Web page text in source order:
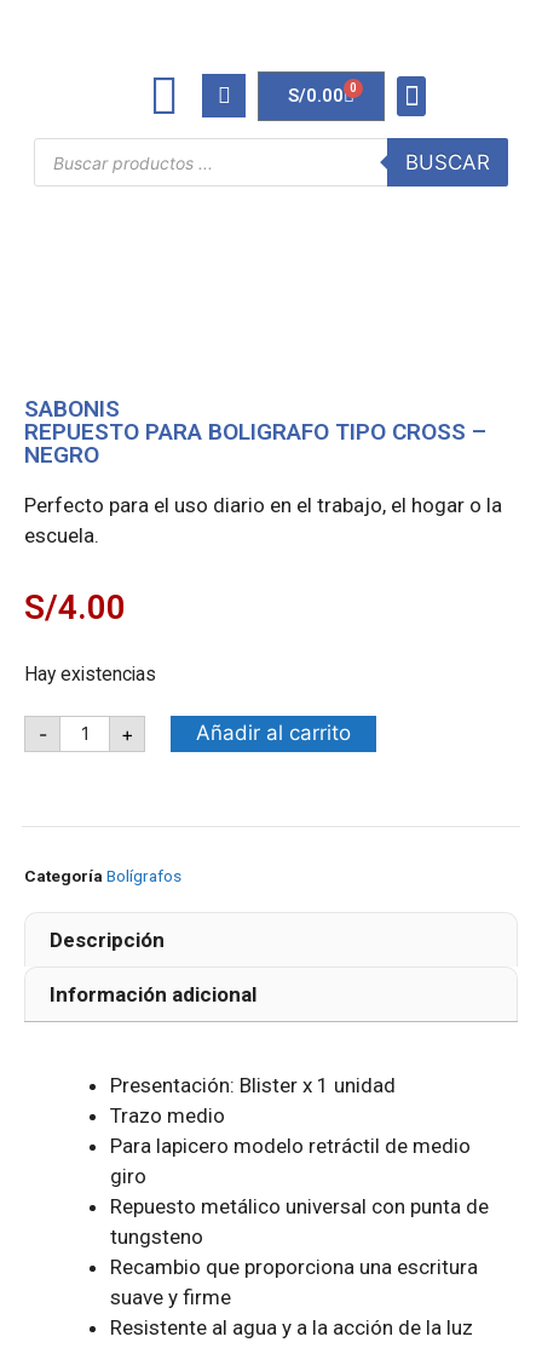
S/0.00 0
BUSCAR
SABONIS
REPUESTO PARA BOLIGRAFO TIPO CROSS –
NEGRO
Perfecto para el uso diario en el trabajo, el hogar o la
escuela.
S/4.00
Hay existencias
- + Añadir al carrito
Categoría Bolígrafos
Descripción
Información adicional
Presentación: Blister x 1 unidad
Trazo medio
Para lapicero modelo retráctil de medio
giro
Repuesto metálico universal con punta de
tungsteno
Recambio que proporciona una escritura
suave y firme
Resistente al agua y a la acción de la luz